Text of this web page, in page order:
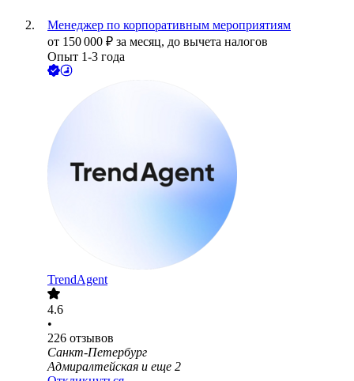
Менеджер по корпоративным мероприятиям
от 150 000 ₽ за месяц, до вычета налогов
Опыт 1-3 года
TrendAgent
4.6
•
226 отзывов
Санкт-Петербург
Адмиралтейская и еще 2